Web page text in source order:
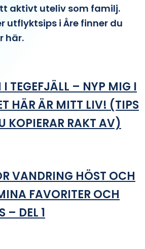
aktivt uteliv som familj.
utflyktsips i Åre finner du
här.
I TEGEFJÄLL – NYP MIG I
HÄR ÄR MITT LIV! (TIPS
KOPIERAR RAKT AV)
VANDRING HÖST OCH
FAVORITER OCH
– DEL 1